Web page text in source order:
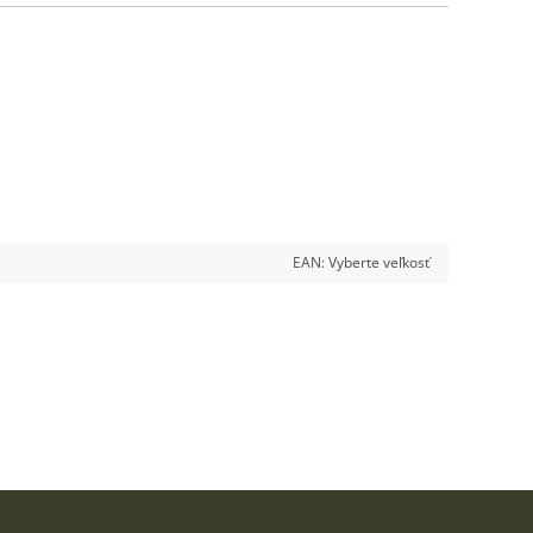
EAN:Vyberte veľkosť